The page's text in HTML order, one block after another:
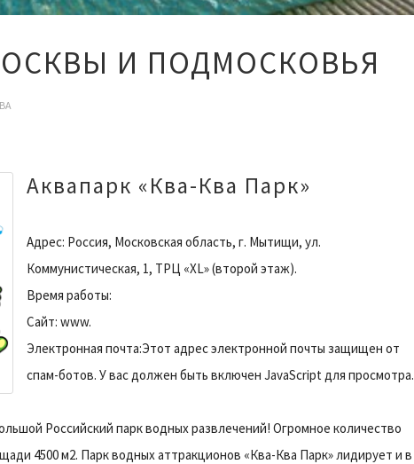
И ПОДМОСКОВЬЯ
Аквапарк «Ква-Ква Парк»
Адрес: Россия, Московская область, г. Мытищи, ул.
Коммунистическая, 1, ТРЦ «XL» (второй этаж).
Время работы:
Сайт: www.
Электронная почта:Этот адрес электронной почты защищен от
спам-ботов. У вас должен быть включен JavaScript для просмотра.
Российский парк водных развлечений! Огромное количество
4500 м2. Парк водных аттракционов «Ква-Ква Парк» лидирует и в